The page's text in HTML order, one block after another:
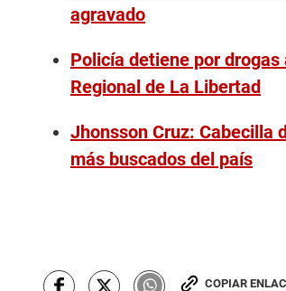
agravado
Policía detiene por
Regional de La Libertad
Jhonsson Cruz: Cabecilla
más buscados del país
COPIAR